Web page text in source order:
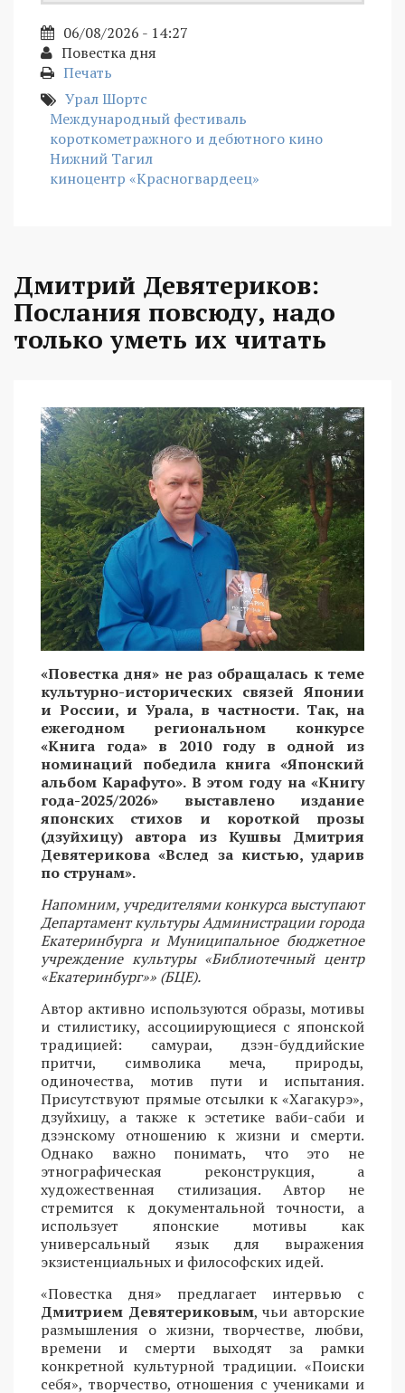
06/08/2026 - 14:27
Повестка дня
Печать
Урал Шортс
Международный фестиваль
короткометражного и дебютного кино
Нижний Тагил
киноцентр «Красногвардеец»
Дмитрий Девятериков:
Послания повсюду, надо
только уметь их читать
«Повестка дня» не раз обращалась к теме
культурно-исторических связей Японии
и России, и Урала, в частности. Так, на
ежегодном региональном конкурсе
«Книга года» в 2010 году в одной из
номинаций победила книга «Японский
альбом Карафуто». В этом году на «Книгу
года-2025/2026» выставлено издание
японских стихов и короткой прозы
(дзуйхицу) автора из Кушвы Дмитрия
Девятерикова «Вслед за кистью, ударив
по струнам».
Напомним, учредителями конкурса выступают
Департамент культуры Администрации города
Екатеринбурга и Муниципальное бюджетное
учреждение культуры «Библиотечный центр
«Екатеринбург»» (БЦЕ).
Автор активно используются образы, мотивы
и стилистику, ассоциирующиеся с японской
традицией: самураи, дзэн-буддийские
притчи, символика меча, природы,
одиночества, мотив пути и испытания.
Присутствуют прямые отсылки к «Хагакурэ»,
дзуйхицу, а также к эстетике ваби-саби и
дзэнскому отношению к жизни и смерти.
Однако важно понимать, что это не
этнографическая реконструкция, а
художественная стилизация. Автор не
стремится к документальной точности, а
использует японские мотивы как
универсальный язык для выражения
экзистенциальных и философских идей.
«Повестка дня» предлагает интервью с
Дмитрием Девятериковым, чьи авторские
размышления о жизни, творчестве, любви,
времени и смерти выходят за рамки
конкретной культурной традиции. «Поиски
себя», творчество, отношения с учениками и